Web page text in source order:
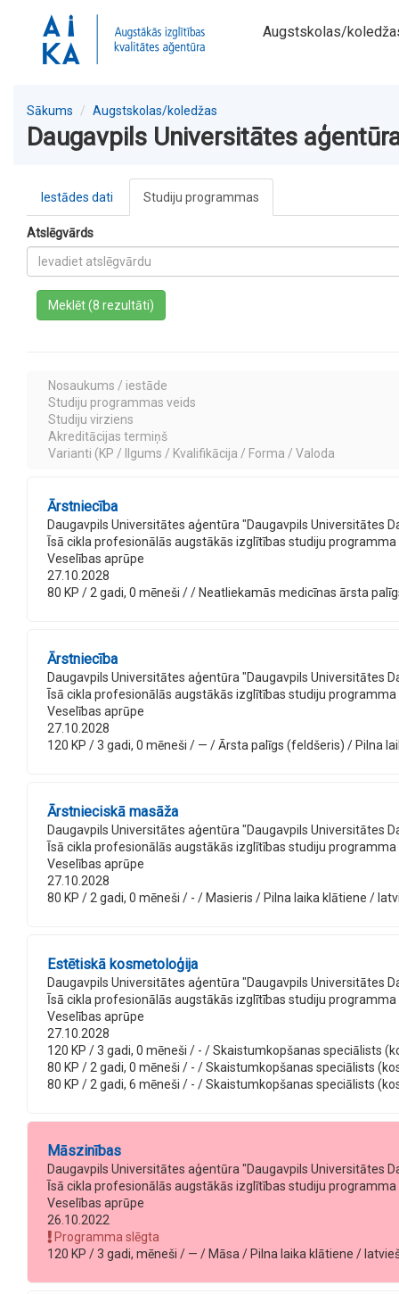
Augstskolas/
Sākums Augstskolas/koledžas
Daugavpils Universitātes
Iestādes dati Studiju programmas
Atslēgvārds
Meklēt (8 rezultāti)
Nosaukums / iestāde
Studiju programmas veids
Studiju virziens
Akreditācijas termiņš
Varianti (KP / Ilgums / Kvalifikācija / Forma / Valoda
Ārstniecība
Daugavpils Universitātes aģentūra "Daugavpils Universitātes
Īsā cikla profesionālās augstākās izglītības studiju programma
Veselības aprūpe
27.10.2028
80 KP / 2 gadi, 0 mēneši / / Neatliekamās medicīnas ārsta
Ārstniecība
Daugavpils Universitātes aģentūra "Daugavpils Universitātes
Īsā cikla profesionālās augstākās izglītības studiju programma
Veselības aprūpe
27.10.2028
120 KP / 3 gadi, 0 mēneši / — / Ārsta palīgs (feldšeris) / Pilna
Ārstnieciskā masāža
Daugavpils Universitātes aģentūra "Daugavpils Universitātes
Īsā cikla profesionālās augstākās izglītības studiju programma
Veselības aprūpe
27.10.2028
80 KP / 2 gadi, 0 mēneši / - / Masieris / Pilna laika klātiene /
Estētiskā kosmetoloģija
Daugavpils Universitātes aģentūra "Daugavpils Universitātes
Īsā cikla profesionālās augstākās izglītības studiju programma
Veselības aprūpe
27.10.2028
120 KP / 3 gadi, 0 mēneši / - / Skaistumkopšanas speciālists
80 KP / 2 gadi, 0 mēneši / - / Skaistumkopšanas speciālists
80 KP / 2 gadi, 6 mēneši / - / Skaistumkopšanas speciālists
Māszinības
Daugavpils Universitātes aģentūra "Daugavpils Universitātes
Īsā cikla profesionālās augstākās izglītības studiju programma
Veselības aprūpe
26.10.2022
Programma slēgta
120 KP / 3 gadi, mēneši / — / Māsa / Pilna laika klātiene /